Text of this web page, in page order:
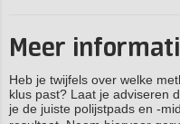
Meer
Heb je twijfels over welke
klus past? Laat je adviseren
je de juiste polijstpads en -